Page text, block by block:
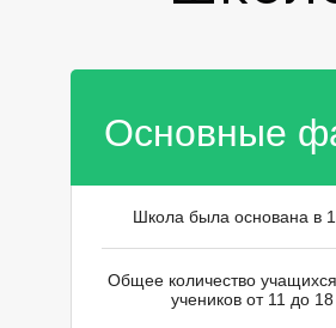
Основные
Школа была основана в
Общее количество
учеников от 11 до